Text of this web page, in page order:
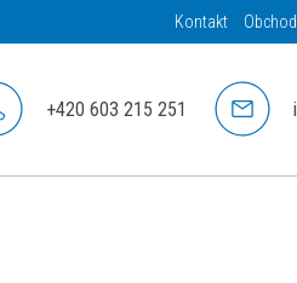
Kontakt
+420 603 215 251